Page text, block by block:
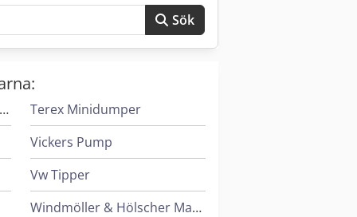
Sök
Leif & Lorentz Spridare För Lim
Terex Minidumper
Vickers Pump
Vw Tipper
Windmöller & Hölscher Maskiner För Påsar